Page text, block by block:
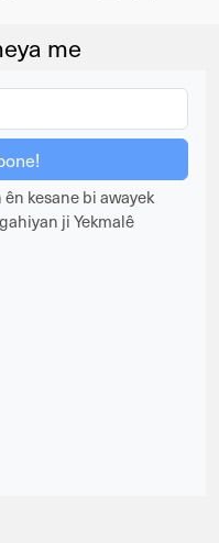
me
kesane bi awayek
ji Yekmalê